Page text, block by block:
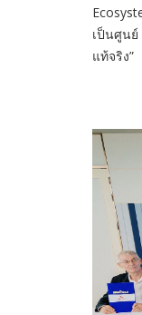
เป็นศูนย์
แท้จริง”